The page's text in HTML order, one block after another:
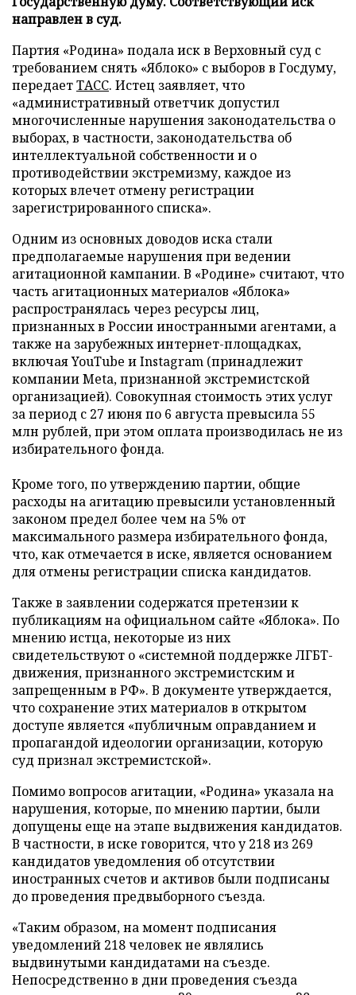
направлен в суд.
Партия «Родина» подала иск в Верховный суд с
требованием снять «Яблоко» с выборов в Госдуму,
передаетТАСС. Истец заявляет, что
«административный ответчик допустил
многочисленные нарушения законодательства о
выборах, в частности, законодательства об
интеллектуальной собственности и о
противодействии экстремизму, каждое из
которых влечет отмену регистрации
зарегистрированного списка».
Одним из основных доводов иска стали
предполагаемые нарушения при ведении
агитационной кампании. В «Родине» считают, что
часть агитационных материалов «Яблока»
распространялась через ресурсы лиц,
признанных в России иностранными агентами, а
также на зарубежных интернет-площадках,
включая YouTube и Instagram (принадлежит
компании Meta, признанной экстремистской
организацией). Совокупная стоимость этих услуг
за период с 27 июня по 6 августа превысила 55
млн рублей, при этом оплата производилась не из
избирательного фонда.
Кроме того, по утверждению партии, общие
расходы на агитацию превысили установленный
законом предел более чем на 5% от
максимального размера избирательного фонда,
что, как отмечается в иске, является основанием
для отмены регистрации списка кандидатов.
Также в заявлении содержатся претензии к
публикациям на официальном сайте «Яблока». По
мнению истца, некоторые из них
свидетельствуют о «системной поддержке ЛГБТ-
движения, признанного экстремистским и
запрещенным в РФ». В документе утверждается,
что сохранение этих материалов в открытом
доступе является «публичным оправданием и
пропагандой идеологии организации, которую
суд признал экстремистской».
Помимо вопросов агитации, «Родина» указала на
нарушения, которые, по мнению партии, были
допущены еще на этапе выдвижения кандидатов.
В частности, в иске говорится, что у 218 из 269
кандидатов уведомления об отсутствии
иностранных счетов и активов были подписаны
до проведения предвыборного съезда.
«Таким образом, на момент подписания
уведомлений 218 человек не являлись
выдвинутыми кандидатами на съезде.
Непосредственно в дни проведения съезда